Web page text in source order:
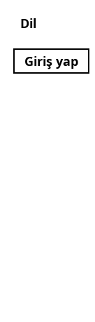
Dil
Giriş yap